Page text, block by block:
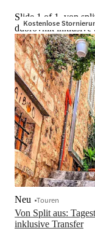
Kostenlose
Slide 1 of 1, von
dubrovnik inklusive
Von Split aus:
inklusive Transfer
Neu Touren